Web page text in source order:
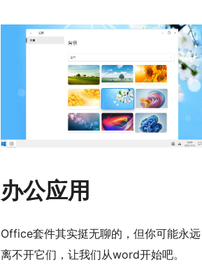
办公应用
Office套件其实挺无聊的，但你可能永远
离不开它们，让我们从word开始吧。